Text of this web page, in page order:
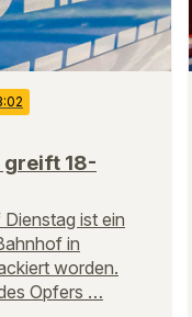
greift 18-
ist ein
in
worden.
Opfers …